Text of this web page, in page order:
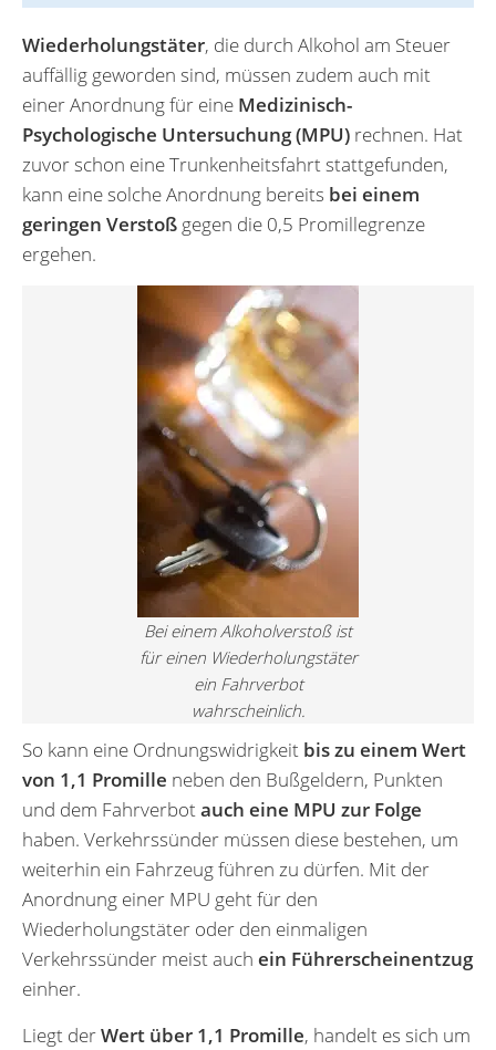
Wiederholungstäter, die durch Alkohol am Steuer
auffällig geworden sind, müssen zudem auch mit
einer Anordnung für eine Medizinisch-
Psychologische Untersuchung (MPU) rechnen. Hat
zuvor schon eine Trunkenheitsfahrt stattgefunden,
kann eine solche Anordnung bereits bei einem
geringen Verstoß gegen die 0,5 Promillegrenze
ergehen.
Bei einem Alkoholverstoß ist
für einen Wiederholungstäter
ein Fahrverbot
wahrscheinlich.
So kann eine Ordnungswidrigkeit bis zu einem Wert
von 1,1 Promille neben den Bußgeldern, Punkten
und dem Fahrverbot auch eine MPU zur Folge
haben. Verkehrssünder müssen diese bestehen, um
weiterhin ein Fahrzeug führen zu dürfen. Mit der
Anordnung einer MPU geht für den
Wiederholungstäter oder den einmaligen
Verkehrssünder meist auch ein Führerscheinentzug
einher.
Liegt derWert über 1,1 Promille, handelt es sich um